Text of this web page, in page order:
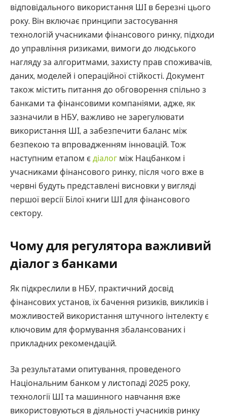
відповідального використання ШІ в березні цього
року. Він включає принципи застосування
технологій учасниками фінансового ринку, підходи
до управління ризиками, вимоги до людського
нагляду за алгоритмами, захисту прав споживачів,
даних, моделей і операційної стійкості. Документ
також містить питання до обговорення спільно з
банками та фінансовими компаніями, адже, як
зазначили в НБУ, важливо не зарегулювати
використання ШІ, а забезпечити баланс між
безпекою та впровадженням інновацій. Тож
наступним етапом є діалог між Нацбанком і
учасниками фінансового ринку, після чого вже в
червні будуть представлені висновки у вигляді
першої версії Білої книги ШІ для фінансового
сектору.
Чому для регулятора важливий
діалог з банками
Як підкреслили в НБУ, практичний досвід
фінансових установ, їх бачення ризиків, викликів і
можливостей використання штучного інтелекту є
ключовим для формування збалансованих і
прикладних рекомендацій.
За результатами опитування, проведеного
Національним банком у листопаді 2025 року,
технології ШІ та машинного навчання вже
використовуються в діяльності учасників ринку